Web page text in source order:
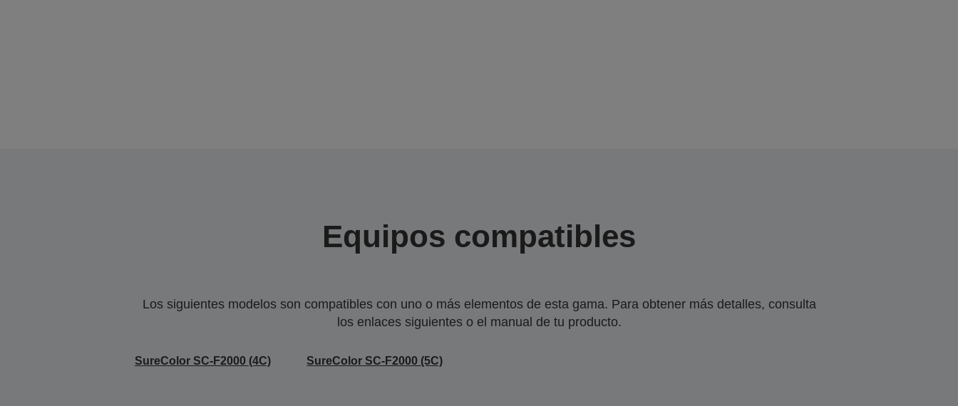
Equipos compatibles
Los siguientes modelos son compatibles con uno o más elementos de esta gama. Para obtener más detalles, consulta
los enlaces siguientes o el manual de tu producto.
SureColor SC-F2000 (4C) SureColor SC-F2000 (5C)